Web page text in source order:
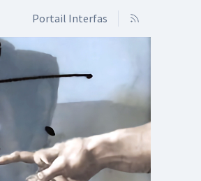
Portail Interfas